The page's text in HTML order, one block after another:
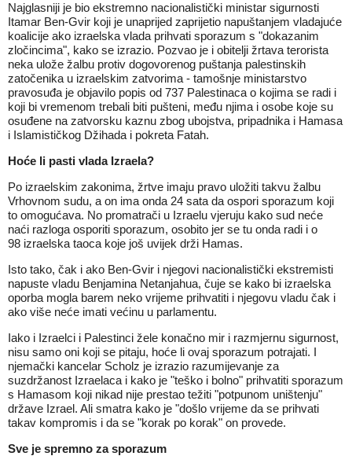
Najglasniji je bio ekstremno nacionalistički ministar sigurnosti
Itamar Ben-Gvir koji je unaprijed zaprijetio napuštanjem vladajuće
koalicije ako izraelska vlada prihvati sporazum s "dokazanim
zločincima", kako se izrazio. Pozvao je i obitelji žrtava terorista
neka ulože žalbu protiv dogovorenog puštanja palestinskih
zatočenika u izraelskim zatvorima - tamošnje ministarstvo
pravosuđa je objavilo popis od 737 Palestinaca o kojima se radi i
koji bi vremenom trebali biti pušteni, među njima i osobe koje su
osuđene na zatvorsku kaznu zbog ubojstva, pripadnika i Hamasa
i Islamističkog Džihada i pokreta Fatah.
Hoće li pasti vlada Izraela?
Po izraelskim zakonima, žrtve imaju pravo uložiti takvu žalbu
Vrhovnom sudu, a on ima onda 24 sata da ospori sporazum koji
to omogućava. No promatrači u Izraelu vjeruju kako sud neće
naći razloga osporiti sporazum, osobito jer se tu onda radi i o
98 izraelska taoca koje još uvijek drži Hamas.
Isto tako, čak i ako Ben-Gvir i njegovi nacionalistički ekstremisti
napuste vladu Benjamina Netanjahua, čuje se kako bi izraelska
oporba mogla barem neko vrijeme prihvatiti i njegovu vladu čak i
ako više neće imati većinu u parlamentu.
Iako i Izraelci i Palestinci žele konačno mir i razmjernu sigurnost,
nisu samo oni koji se pitaju, hoće li ovaj sporazum potrajati. I
njemački kancelar Scholz je izrazio razumijevanje za
suzdržanost Izraelaca i kako je "teško i bolno" prihvatiti sporazum
s Hamasom koji nikad nije prestao težiti "potpunom uništenju"
države Izrael. Ali smatra kako je "došlo vrijeme da se prihvati
takav kompromis i da se "korak po korak" on provede.
Sve je spremno za sporazum